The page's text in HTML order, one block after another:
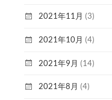
2021年11月 (3)
2021年10月 (4)
2021年9月 (14)
2021年8月 (4)